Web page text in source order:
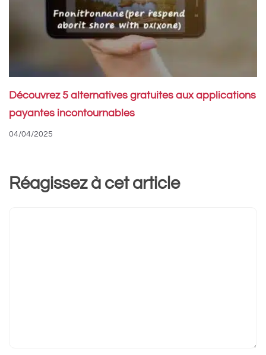
Découvrez 5 alternatives gratuites aux applications
payantes incontournables
04/04/2025
Réagissez à cet article